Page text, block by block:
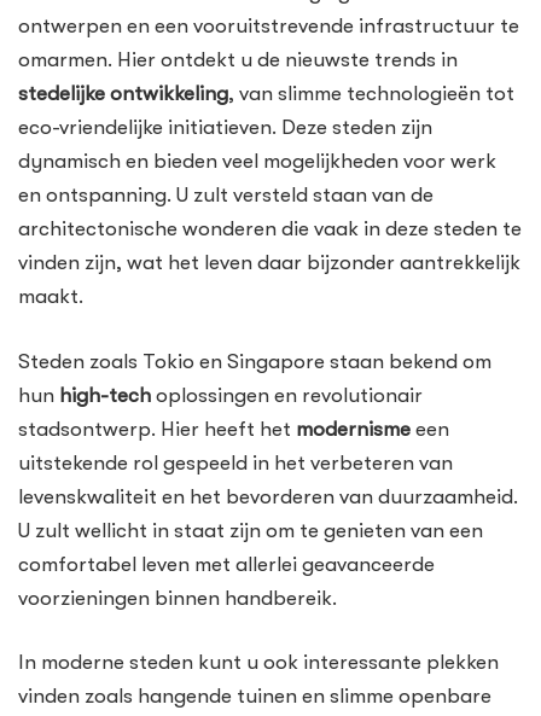
ontwerpen en een vooruitstrevende infrastructuur te
omarmen. Hier ontdekt u de nieuwste trends in
stedelijke ontwikkeling, van slimme technologieën tot
eco-vriendelijke initiatieven. Deze steden zijn
dynamisch en bieden veel mogelijkheden voor werk
en ontspanning. U zult versteld staan van de
architectonische wonderen die vaak in deze steden te
vinden zijn, wat het leven daar bijzonder aantrekkelijk
maakt.
Steden zoals Tokio en Singapore staan bekend om
hun high-tech oplossingen en revolutionair
stadsontwerp. Hier heeft het modernisme een
uitstekende rol gespeeld in het verbeteren van
levenskwaliteit en het bevorderen van duurzaamheid.
U zult wellicht in staat zijn om te genieten van een
comfortabel leven met allerlei geavanceerde
voorzieningen binnen handbereik.
In moderne steden kunt u ook interessante plekken
vinden zoals hangende tuinen en slimme openbare